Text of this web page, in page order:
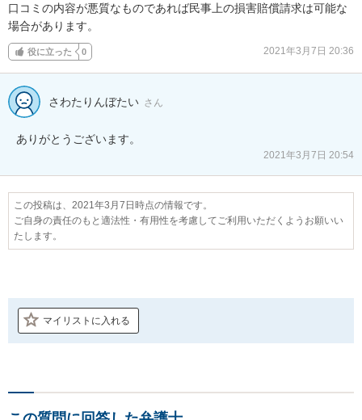
口コミの内容が悪質なものであれば民事上の損害賠償請求は可能な
場合があります。
役に立った 0 2021年3月7日 20:36
さわたりんぼたい さん
ありがとうございます。
2021年3月7日 20:54
この投稿は、2021年3月7日時点の情報です。
ご自身の責任のもと適法性・有用性を考慮してご利用いただくようお願いい
たします。
マイリストに入れる